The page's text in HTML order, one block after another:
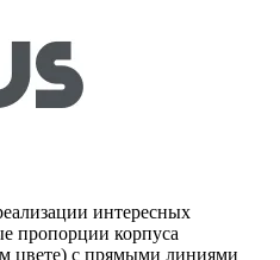
интересных
пропорции корпуса
цвете) с прямыми линиями